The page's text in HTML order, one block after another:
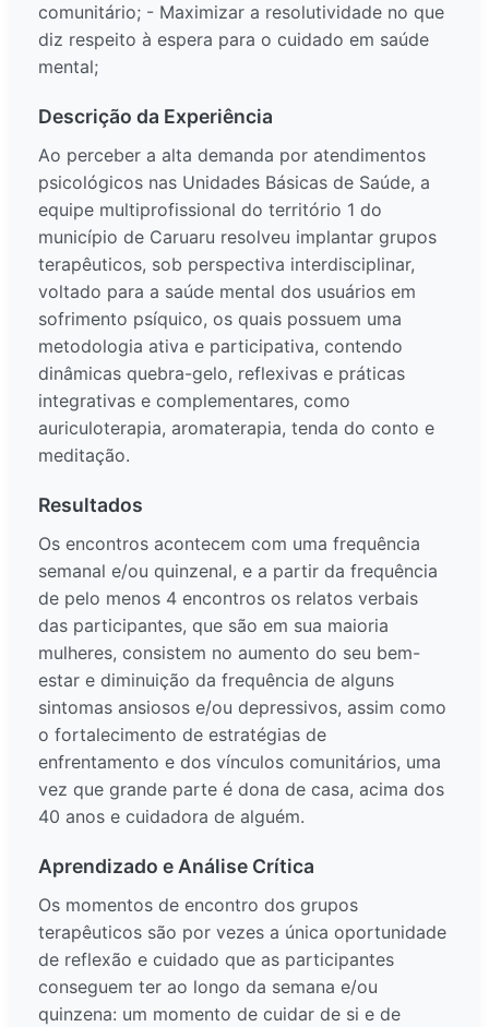
comunitário; - Maximizar a resolutividade no que
diz respeito à espera para o cuidado em saúde
mental;
Descrição da Experiência
Ao perceber a alta demanda por atendimentos
psicológicos nas Unidades Básicas de Saúde, a
equipe multiprofissional do território 1 do
município de Caruaru resolveu implantar grupos
terapêuticos, sob perspectiva interdisciplinar,
voltado para a saúde mental dos usuários em
sofrimento psíquico, os quais possuem uma
metodologia ativa e participativa, contendo
dinâmicas quebra-gelo, reflexivas e práticas
integrativas e complementares, como
auriculoterapia, aromaterapia, tenda do conto e
meditação.
Resultados
Os encontros acontecem com uma frequência
semanal e/ou quinzenal, e a partir da frequência
de pelo menos 4 encontros os relatos verbais
das participantes, que são em sua maioria
mulheres, consistem no aumento do seu bem-
estar e diminuição da frequência de alguns
sintomas ansiosos e/ou depressivos, assim como
o fortalecimento de estratégias de
enfrentamento e dos vínculos comunitários, uma
vez que grande parte é dona de casa, acima dos
40 anos e cuidadora de alguém.
Aprendizado e Análise Crítica
Os momentos de encontro dos grupos
terapêuticos são por vezes a única oportunidade
de reflexão e cuidado que as participantes
conseguem ter ao longo da semana e/ou
quinzena: um momento de cuidar de si e de